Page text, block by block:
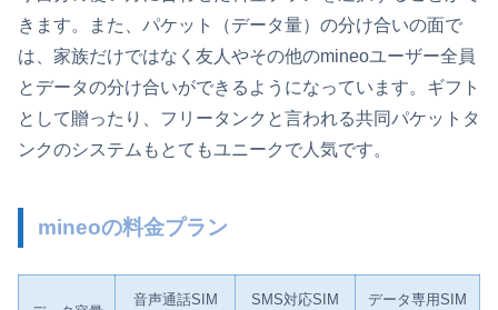
きます。また、パケット（データ量）の分け合いの面で
は、家族だけではなく友人やその他のmineoユーザー全員
とデータの分け合いができるようになっています。ギフト
として贈ったり、フリータンクと言われる共同パケットタ
ンクのシステムもとてもユニークで人気です。
mineoの料金プラン
音声通話SIM
SMS対応SIM
データ専用SIM